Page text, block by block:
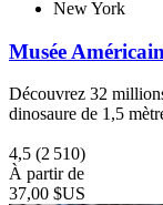
New York
Musée
Découvrez 32
dinosaure de 1,5
4,5 (2 510)
À partir de
37,00 $US